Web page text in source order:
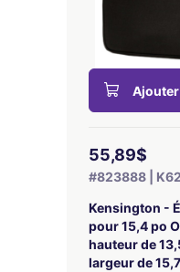
Ajouter
55,89$
#823888 |
Kensington -
pour 15,4 po
hauteur de
largeur de